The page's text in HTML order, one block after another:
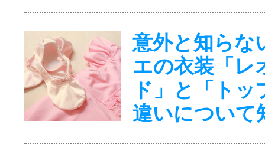
意外と知らな
エの衣装「レ
ド」と「トッ
違いについて